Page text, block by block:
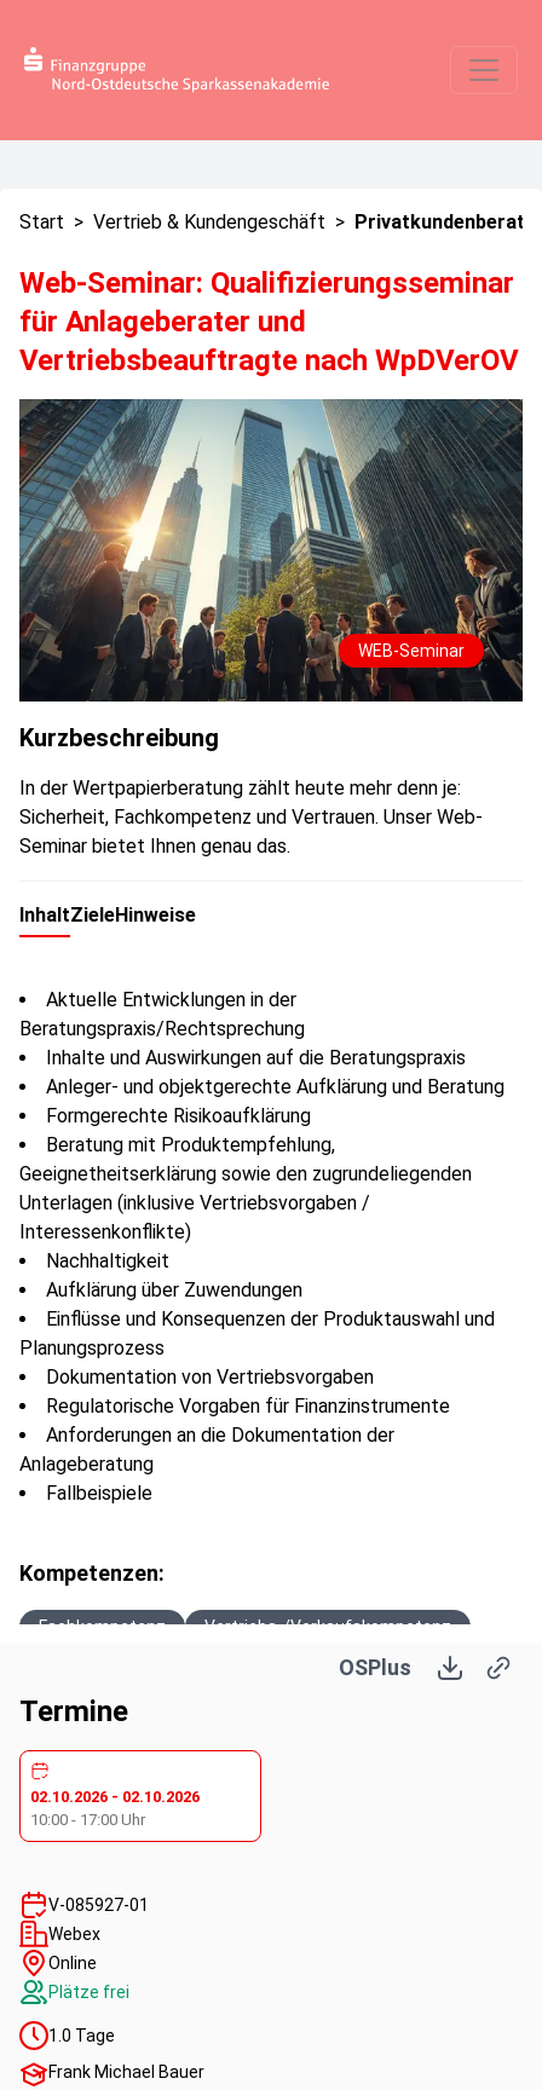
Start > Vertrieb & Kundengeschäft >
Web-Seminar: Qualifizierungsseminar
für Anlageberater und
Vertriebsbeauftragte nach WpDVerOV
WEB-Seminar
Kurzbeschreibung
In der Wertpapierberatung zählt heute mehr denn je:
Sicherheit, Fachkompetenz und Vertrauen. Unser Web-
Seminar bietet Ihnen genau das.
InhaltZieleHinweise
Aktuelle Entwicklungen in der
Beratungspraxis/Rechtsprechung
Inhalte und Auswirkungen auf die Beratungspraxis
Anleger- und objektgerechte Aufklärung und Beratung
Formgerechte Risikoaufklärung
Beratung mit Produktempfehlung,
Geeignetheitserklärung sowie den zugrundeliegenden
Unterlagen (inklusive Vertriebsvorgaben /
Interessenkonflikte)
Nachhaltigkeit
Aufklärung über Zuwendungen
Einflüsse und Konsequenzen der Produktauswahl und
Planungsprozess
Dokumentation von Vertriebsvorgaben
Regulatorische Vorgaben für Finanzinstrumente
Anforderungen an die Dokumentation der
Anlageberatung
Fallbeispiele
Kompetenzen:
Fachkompetenz Vertriebs-/Verkaufskompetenz
OSPlus
Termine
02.10.2026 - 02.10.2026
10:00 - 17:00 Uhr
V-085927-01
Webex
Online
Plätze frei
1.0 Tage
Frank Michael Bauer